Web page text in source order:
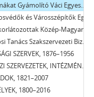
Váci Egyesület iratai, 1908–1949
Egyesületének iratai, 1987–2009
Regionális Egyesületének ir., 1979–1985
Országos Szakszervezete Váci Városházi Szakszervezeti Bizottságának) iratai, 1950–1951, 1962
SZERVEK, 1876–1956
INTÉZMÉNYEK, 1764 –1950
1821–2007
1800–2016